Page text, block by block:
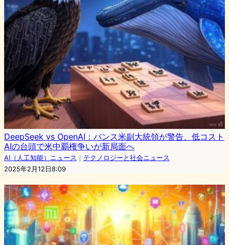
DeepSeek vs OpenAI：バンス米副大統領が警告、低コスト
AIの台頭で米中覇権争いが新局面へ
AI（人工知能）ニュース ｜ テクノロジーと社会ニュース
2025年2月12日8:09